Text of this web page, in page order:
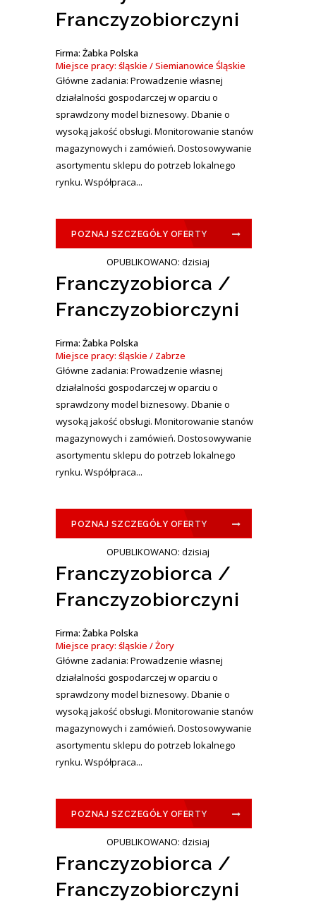
Franczyzobiorczyni
Firma: Żabka Polska
Miejsce pracy: śląskie / Siemianowice Śląskie
Główne zadania: Prowadzenie własnej
działalności gospodarczej w oparciu o
sprawdzony model biznesowy. Dbanie o
wysoką jakość obsługi. Monitorowanie stanów
magazynowych i zamówień. Dostosowywanie
asortymentu sklepu do potrzeb lokalnego
rynku. Współpraca...
POZNAJ SZCZEGÓŁY OFERTY
OPUBLIKOWANO: dzisiaj
Franczyzobiorca /
Franczyzobiorczyni
Firma: Żabka Polska
Miejsce pracy: śląskie / Zabrze
Główne zadania: Prowadzenie własnej
działalności gospodarczej w oparciu o
sprawdzony model biznesowy. Dbanie o
wysoką jakość obsługi. Monitorowanie stanów
magazynowych i zamówień. Dostosowywanie
asortymentu sklepu do potrzeb lokalnego
rynku. Współpraca...
POZNAJ SZCZEGÓŁY OFERTY
OPUBLIKOWANO: dzisiaj
Franczyzobiorca /
Franczyzobiorczyni
Firma: Żabka Polska
Miejsce pracy: śląskie / Żory
Główne zadania: Prowadzenie własnej
działalności gospodarczej w oparciu o
sprawdzony model biznesowy. Dbanie o
wysoką jakość obsługi. Monitorowanie stanów
magazynowych i zamówień. Dostosowywanie
asortymentu sklepu do potrzeb lokalnego
rynku. Współpraca...
POZNAJ SZCZEGÓŁY OFERTY
OPUBLIKOWANO: dzisiaj
Franczyzobiorca /
Franczyzobiorczyni